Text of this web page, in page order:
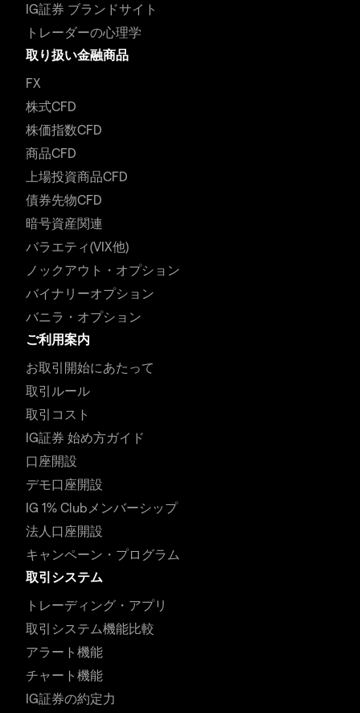
IG証券 ブランドサイト
トレーダーの心理学
取り扱い金融商品
FX
株式CFD
株価指数CFD
商品CFD
上場投資商品CFD
債券先物CFD
暗号資産関連
バラエティ(VIX他)
ノックアウト・オプション
バイナリーオプション
バニラ・オプション
ご利用案内
お取引開始にあたって
取引ルール
取引コスト
IG証券 始め方ガイド
口座開設
デモ口座開設
IG 1% Clubメンバーシップ
法人口座開設
キャンペーン・プログラム
取引システム
トレーディング・アプリ
取引システム機能比較
アラート機能
チャート機能
IG証券の約定力